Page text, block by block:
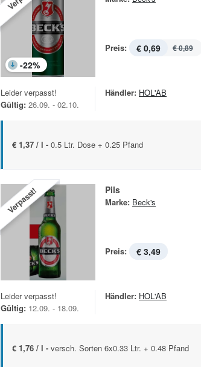
-22%
Preis: € 0,69 € 0,89
Leider verpasst!
Gültig: 26.09. - 02.10.
Händler: HOL'AB
€ 1,37 / l - 0.5 Ltr. Dose + 0.25 Pfand
Verpasst! Pils
Marke: Beck's
Preis: € 3,49
Leider verpasst!
Gültig: 12.09. - 18.09.
Händler: HOL'AB
€ 1,76 / l - versch. Sorten 6x0.33 Ltr. + 0.48 Pfand